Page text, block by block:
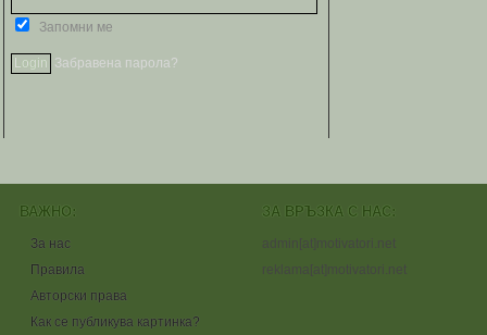
Запомни ме
Забравена парола?
ВАЖНО:
За нас
Правила
Авторски права
Как се публикува картинка?
ЗА ВРЪЗКА С НАС:
admin[at]motivatori.net
reklama[at]motivatori.net